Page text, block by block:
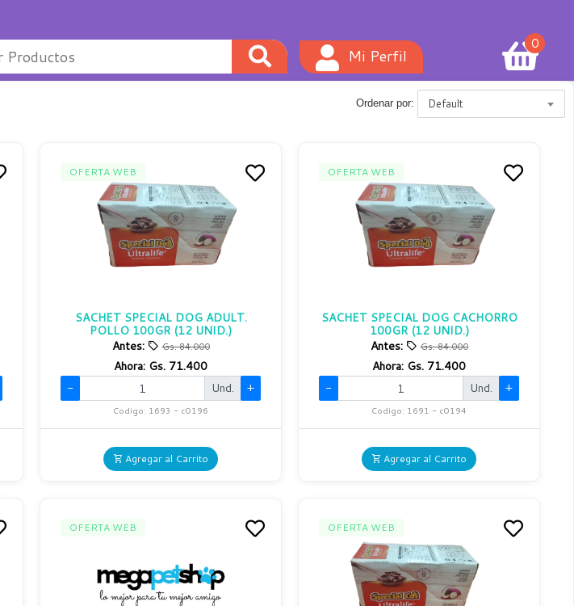
0
Mi Perfil
Ordenar por: Default
OFERTA WEB
SACHET SPECIAL DOG ADULT.
POLLO 100GR (12 UNID.)
Antes:
Gs. 84.000
Ahora: Gs. 71.400
-
Und. +
Codigo: 1693 - c0196
Agregar al Carrito
OFERTA WEB
SACHET SPECIAL DOG CACHORRO
100GR (12 UNID.)
Antes:
Gs. 84.000
Ahora: Gs. 71.400
-
Und. +
Codigo: 1691 - c0194
Agregar al Carrito
OFERTA WEB OFERTA WEB